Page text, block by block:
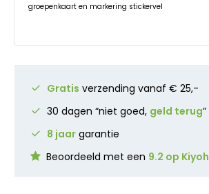
groepenkaart en markering stickervel
Gratis verzending vanaf € 25,-
30 dagen “niet goed, geld terug”
8 jaar garantie
Beoordeeld met een 9.2 op Kiyoh